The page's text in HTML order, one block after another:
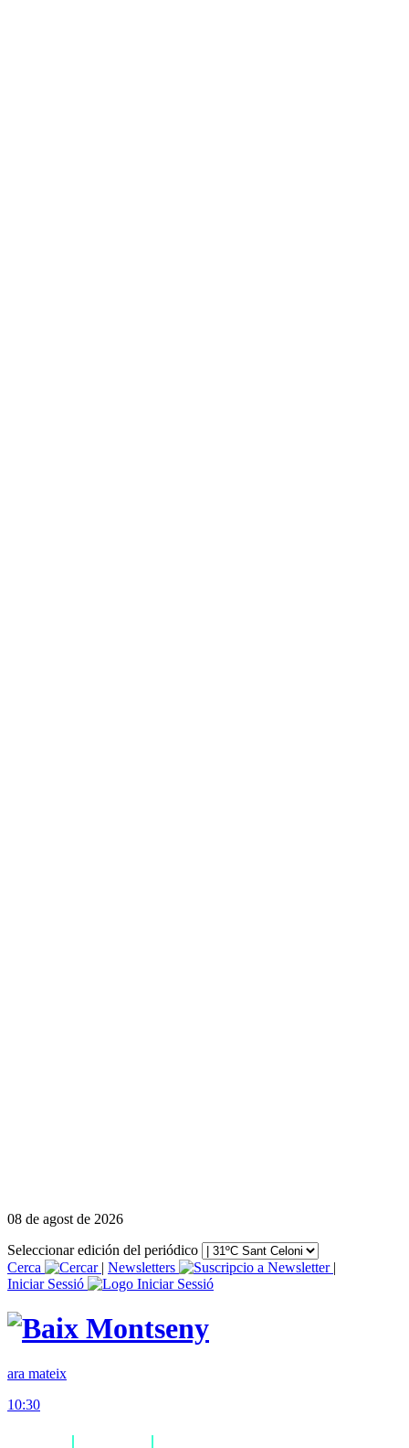
08 de agost de 2026
Seleccionar edición del periódico
Cerca
| Newsletters
|
Iniciar Sessió
ara mateix
10:30